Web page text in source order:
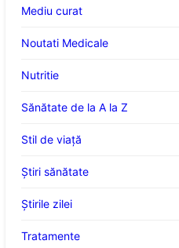
Mediu curat
Noutati Medicale
Nutritie
Sănătate de la A la Z
Stil de viaţă
Ştiri sănătate
Știrile zilei
Tratamente